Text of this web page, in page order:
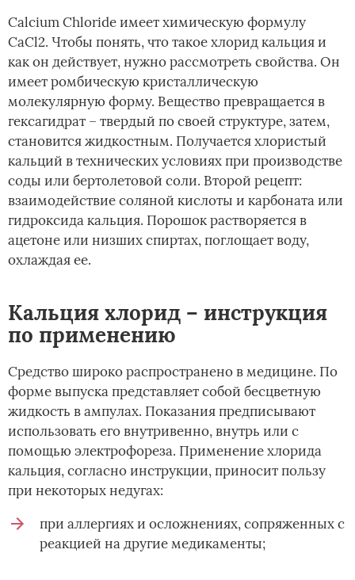
Calcium Chloride имеет химическую формулу
CaCl2. Чтобы понять, что такое хлорид кальция и
как он действует, нужно рассмотреть свойства. Он
имеет ромбическую кристаллическую
молекулярную форму. Вещество превращается в
гексагидрат – твердый по своей структуре, затем,
становится жидкостным. Получается хлористый
кальций в технических условиях при производстве
соды или бертолетовой соли. Второй рецепт:
взаимодействие соляной кислоты и карбоната или
гидроксида кальция. Порошок растворяется в
ацетоне или низших спиртах, поглощает воду,
охлаждая ее.
Кальция хлорид – инструкция
по применению
Средство широко распространено в медицине. По
форме выпуска представляет собой бесцветную
жидкость в ампулах. Показания предписывают
использовать его внутривенно, внутрь или с
помощью электрофореза. Применение хлорида
кальция, согласно инструкции, приносит пользу
при некоторых недугах:
при аллергиях и осложнениях, сопряженных с
реакцией на другие медикаменты;